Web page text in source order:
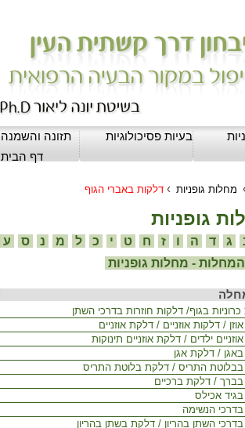
תזונה והשמנה בעיות פסיכולוגיות
דף הבית
מחלות גופניות › דלקות באברי הגוף
גופניות
ג ד ה ו ז ח ט י כ ל מ נ ס ע
- מחלות גופניות
בגוף/ דלקות חוזרות בדרכי השתן
/ דלקות אוזניים / דלקת אוזניים
ילדים / דלקת אוזניים תינוקות
/ דלקת אגן
התריס / דלקת בלוטת התריס
/ דלקת ברכיים
אכילס
הנשימה
השתן בהריון / דלקת בשתן בהריון